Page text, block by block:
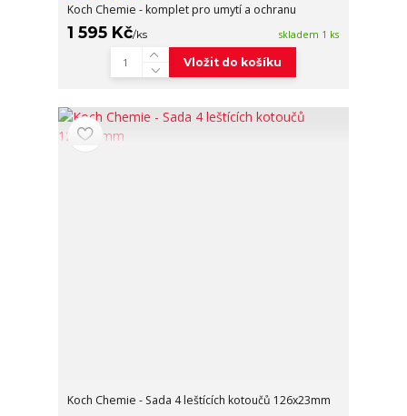
Koch Chemie - komplet pro umytí a ochranu
1 595 Kč/ks skladem 1 ks
Vložit do košíku
Koch Chemie - Sada 4 leštících kotoučů 126x23mm